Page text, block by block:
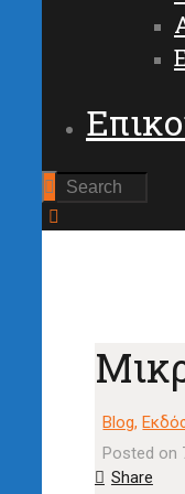
Blog,
Posted on
Share